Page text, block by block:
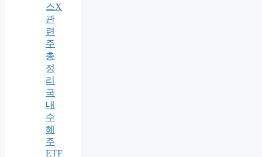
스X
관
련
주
총
정
리
국
내
수
혜
주
ETF